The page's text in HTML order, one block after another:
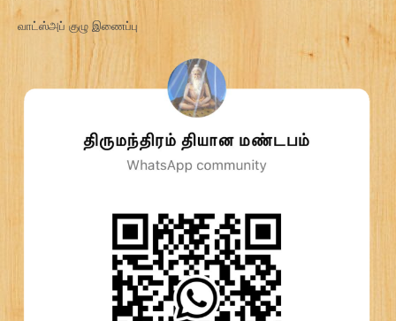
வாட்ஸ்அப் குழு இணைப்பு